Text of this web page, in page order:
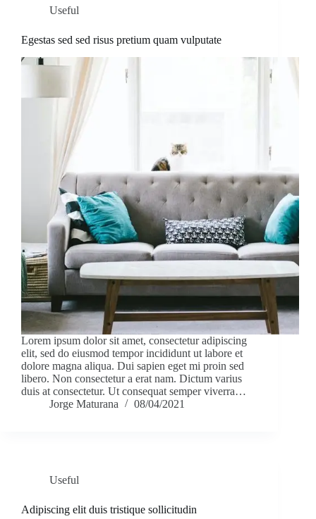
Useful
Egestas sed sed risus pretium quam vulputate
Lorem ipsum dolor sit amet, consectetur adipiscing
elit, sed do eiusmod tempor incididunt ut labore et
dolore magna aliqua. Dui sapien eget mi proin sed
libero. Non consectetur a erat nam. Dictum varius
duis at consectetur. Ut consequat semper viverra…
Jorge Maturana
08/04/2021
Useful
Adipiscing elit duis tristique sollicitudin